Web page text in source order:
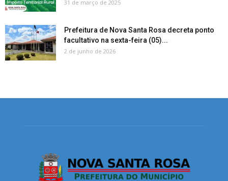
31 de março de 2025
Prefeitura de Nova Santa Rosa decreta ponto
facultativo na sexta-feira (05)...
2 de junho de 2026